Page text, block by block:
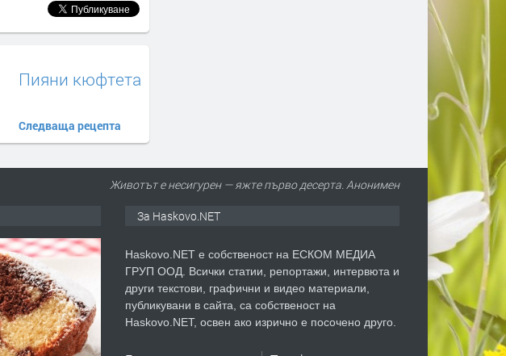
Пияни кюфтета
Следваща рецепта
Животът е несигурен — яжте първо десерта. Анонимен
За Haskovo.NET
Haskovo.NET е собственост на ЕСКОМ МЕДИА
ГРУП ООД. Всички статии, репортажи, интервюта и
други текстови, графични и видео материали,
публикувани в сайта, са собственост на
Haskovo.NET, освен ако изрично е посочено друго.